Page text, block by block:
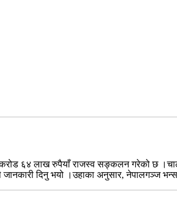
६४ लाख रुपैयाँ राजस्व सङ्कलन गरेको छ
दिनु भयो ।उहाका अनुसार, नेपालगञ्ज